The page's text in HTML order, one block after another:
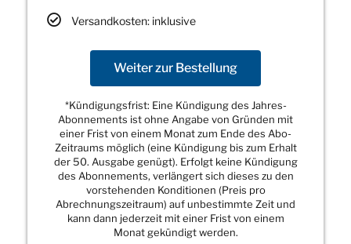
Versandkosten: inklusive
Weiter zur Bestellung
*Kündigungsfrist: Eine Kündigung des Jahres-
Abonnements ist ohne Angabe von Gründen mit
einer Frist von einem Monat zum Ende des Abo-
Zeitraums möglich (eine Kündigung bis zum Erhalt
der 50. Ausgabe genügt). Erfolgt keine Kündigung
des Abonnements, verlängert sich dieses zu den
vorstehenden Konditionen (Preis pro
Abrechnungszeitraum) auf unbestimmte Zeit und
kann dann jederzeit mit einer Frist von einem
Monat gekündigt werden.